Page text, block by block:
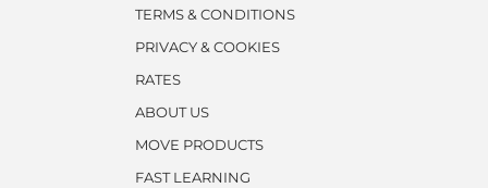
TERMS & CONDITIONS
PRIVACY & COOKIES
RATES
ABOUT US
MOVE PRODUCTS
FAST LEARNING